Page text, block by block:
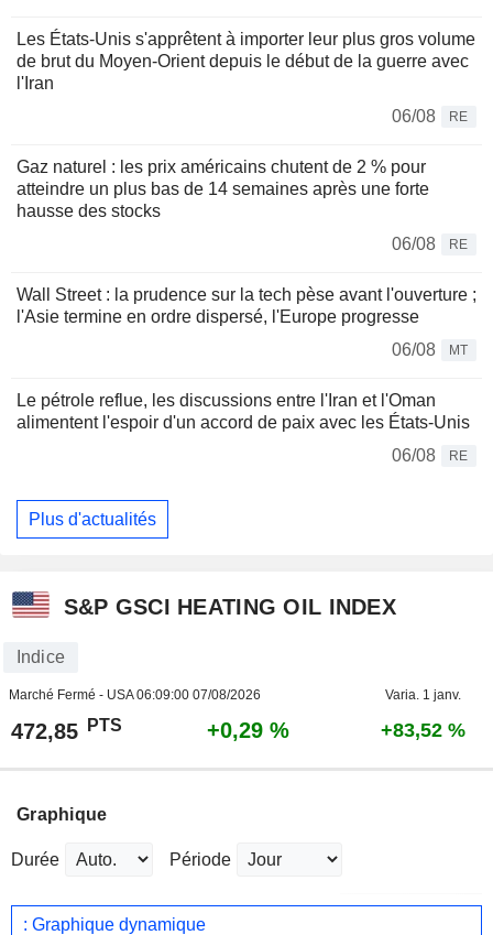
Les États-Unis s'apprêtent à importer leur plus gros volume
de brut du Moyen-Orient depuis le début de la guerre avec
l'Iran
06/08
RE
Gaz naturel : les prix américains chutent de 2 % pour
atteindre un plus bas de 14 semaines après une forte
hausse des stocks
06/08
RE
Wall Street : la prudence sur la tech pèse avant l'ouverture ;
l'Asie termine en ordre dispersé, l'Europe progresse
06/08
MT
Le pétrole reflue, les discussions entre l'Iran et l'Oman
alimentent l'espoir d'un accord de paix avec les États-Unis
06/08
RE
Plus d'actualités
S&P GSCI HEATING OIL INDEX
Indice
Marché Fermé - USA06:09:00 07/08/2026 Varia. 1 janv.
472,85 PTS +0,29 % +83,52 %
Graphique
Durée Période
: Graphique dynamique